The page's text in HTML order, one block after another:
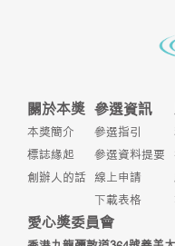
關於本獎
本獎簡介
標誌緣起
創辦人的話
參選資訊
參選指引
參選資料提要
線上申請
下載表格
愛心獎委員會